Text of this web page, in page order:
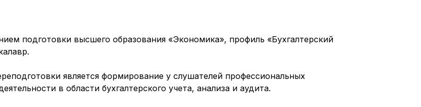
подготовки высшего образования «Экономика», профиль «Бухгалтерский
является формирование у слушателей профессиональных
в области бухгалтерского учета, анализа и аудита.